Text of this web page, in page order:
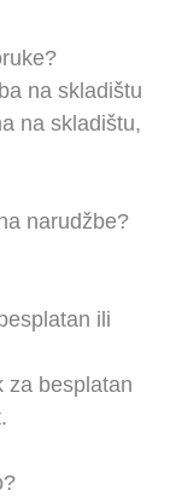
na skladištu
na skladištu,
narudžbe?
ili
za besplatan